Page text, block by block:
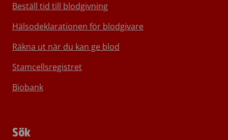
Beställ tid till blodgivning
Hälsodeklarationen för blodgivare
Räkna ut när du kan ge blod
Stamcellsregistret
Biobank
Sök